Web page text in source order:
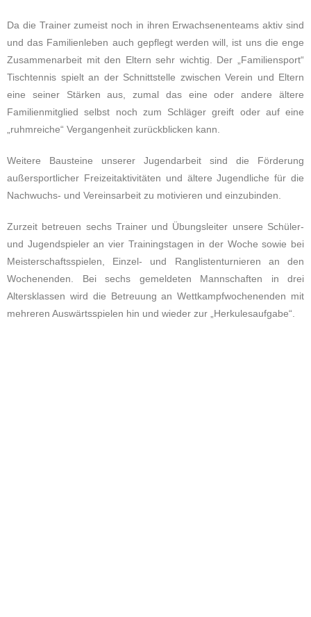
Da die Trainer zumeist noch in ihren Erwachsenenteams aktiv sind
und das Familienleben auch gepflegt werden will, ist uns die enge
Zusammenarbeit mit den Eltern sehr wichtig. Der „Familiensport“
Tischtennis spielt an der Schnittstelle zwischen Verein und Eltern
eine seiner Stärken aus, zumal das eine oder andere ältere
Familienmitglied selbst noch zum Schläger greift oder auf eine
„ruhmreiche“ Vergangenheit zurückblicken kann.
Weitere Bausteine unserer Jugendarbeit sind die Förderung
außersportlicher Freizeitaktivitäten und ältere Jugendliche für die
Nachwuchs- und Vereinsarbeit zu motivieren und einzubinden.
Zurzeit betreuen sechs Trainer und Übungsleiter unsere Schüler-
und Jugendspieler an vier Trainingstagen in der Woche sowie bei
Meisterschaftsspielen, Einzel- und Ranglistenturnieren an den
Wochenenden. Bei sechs gemeldeten Mannschaften in drei
Altersklassen wird die Betreuung an Wettkampfwochenenden mit
mehreren Auswärtsspielen hin und wieder zur „Herkulesaufgabe“.